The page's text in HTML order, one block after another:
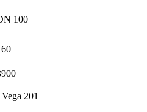
100
201